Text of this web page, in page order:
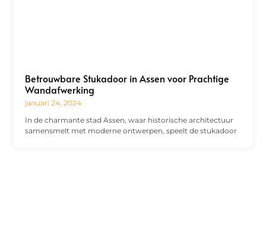
Betrouwbare Stukadoor in Assen voor Prachtige
Wandafwerking
januari 24, 2024
In de charmante stad Assen, waar historische architectuur
samensmelt met moderne ontwerpen, speelt de stukadoor